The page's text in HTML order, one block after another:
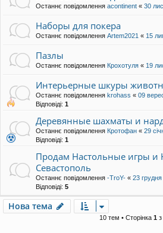
Останнє повідомлення acontinent « 30
Наборы для покера
Останнє повідомлення Artem2021 « 15
Пазлы
Останнє повідомлення Крохотуля « 19
Интерьерные шкуры
Останнє повідомлення krohass « 09
Відповіді: 1
Деревянные шахматы и
Останнє повідомлення Кротофан « 29
Відповіді: 1
Продам Настольные игры и
Севастополь
Останнє повідомлення -TroY- « 23
Відповіді: 5
Нова тема
10 тем • Сторінка 1 з